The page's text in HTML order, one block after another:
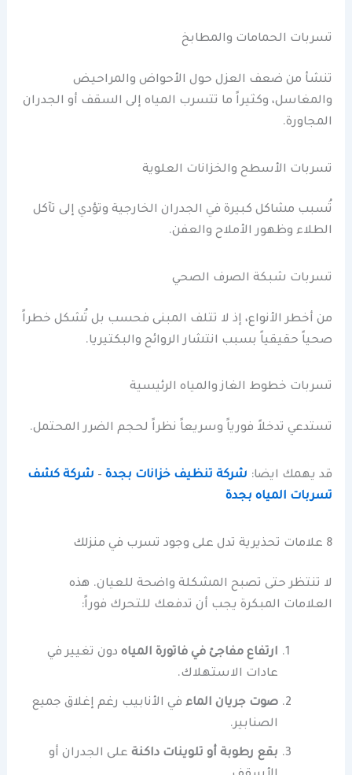
تسربات الحمامات والمطابخ
تنشأ من ضعف العزل حول الأحواض والمراحيض
والمغاسل، وكثيراً ما تتسرب المياه إلى السقف أو الجدران
المجاورة.
تسربات الأسطح والخزانات العلوية
تُسبب مشاكل كبيرة في الجدران الخارجية وتؤدي إلى تآكل
الطلاء وظهور الأملاح والعفن.
تسربات شبكة الصرف الصحي
من أخطر الأنواع، إذ لا تتلف المبنى فحسب بل تُشكل خطراً
صحياً حقيقياً بسبب انتشار الروائح والبكتيريا.
تسربات خطوط الغاز والمياه الرئيسية
تستدعي تدخلاً فورياً وسريعاً نظراً لحجم الضرر المحتمل.
قد يهمك ايضا: شركة تنظيف خزانات بجدة – شركة كشف
تسربات المياه بجدة
8 علامات تحذيرية تدل على وجود تسرب في منزلك
لا تنتظر حتى تصبح المشكلة واضحة للعيان. هذه
العلامات المبكرة يجب أن تدفعك للتحرك فوراً:
ارتفاع مفاجئ في فاتورة المياه دون تغيير في
عادات الاستهلاك.
صوت جريان الماء في الأنابيب رغم إغلاق جميع
الصنابير.
بقع رطوبة أو تلوينات داكنة على الجدران أو